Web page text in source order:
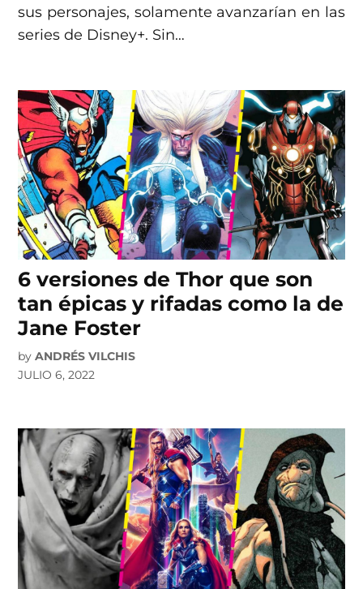
sus personajes, solamente avanzarían en las
series de Disney+. Sin…
6 versiones de Thor que son
tan épicas y rifadas como la de
Jane Foster
by ANDRÉS VILCHIS
JULIO 6, 2022